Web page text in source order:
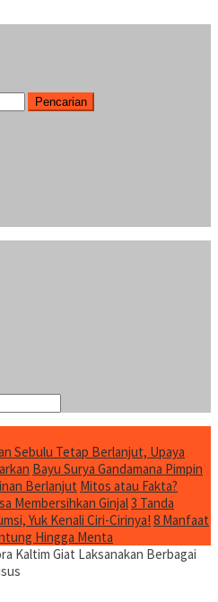
Pencarian
Sebulu Tetap Berlanjut, Upaya
Bayu Surya Gandamana Pimpin
Berlanjut Mitos atau Fakta?
Membersihkan Ginjal3 Tanda
Yuk Kenali Ciri-Cirinya! 8 Manfaat
Hingga Menta
Kaltim Giat Laksanakan Berbagai